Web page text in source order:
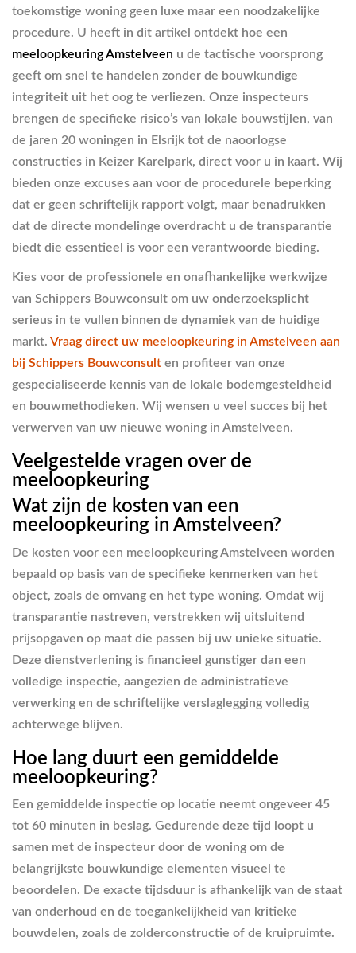
toekomstige woning geen luxe maar een noodzakelijke
procedure. U heeft in dit artikel ontdekt hoe een
meeloopkeuring Amstelveen u de tactische voorsprong
geeft om snel te handelen zonder de bouwkundige
integriteit uit het oog te verliezen. Onze inspecteurs
brengen de specifieke risico’s van lokale bouwstijlen, van
de jaren 20 woningen in Elsrijk tot de naoorlogse
constructies in Keizer Karelpark, direct voor u in kaart. Wij
bieden onze excuses aan voor de procedurele beperking
dat er geen schriftelijk rapport volgt, maar benadrukken
dat de directe mondelinge overdracht u de transparantie
biedt die essentieel is voor een verantwoorde bieding.
Kies voor de professionele en onafhankelijke werkwijze
van Schippers Bouwconsult om uw onderzoeksplicht
serieus in te vullen binnen de dynamiek van de huidige
markt. Vraag direct uw meeloopkeuring in Amstelveen aan
bij Schippers Bouwconsult en profiteer van onze
gespecialiseerde kennis van de lokale bodemgesteldheid
en bouwmethodieken. Wij wensen u veel succes bij het
verwerven van uw nieuwe woning in Amstelveen.
Veelgestelde vragen over de
meeloopkeuring
Wat zijn de kosten van een
meeloopkeuring in Amstelveen?
De kosten voor een meeloopkeuring Amstelveen worden
bepaald op basis van de specifieke kenmerken van het
object, zoals de omvang en het type woning. Omdat wij
transparantie nastreven, verstrekken wij uitsluitend
prijsopgaven op maat die passen bij uw unieke situatie.
Deze dienstverlening is financieel gunstiger dan een
volledige inspectie, aangezien de administratieve
verwerking en de schriftelijke verslaglegging volledig
achterwege blijven.
Hoe lang duurt een gemiddelde
meeloopkeuring?
Een gemiddelde inspectie op locatie neemt ongeveer 45
tot 60 minuten in beslag. Gedurende deze tijd loopt u
samen met de inspecteur door de woning om de
belangrijkste bouwkundige elementen visueel te
beoordelen. De exacte tijdsduur is afhankelijk van de staat
van onderhoud en de toegankelijkheid van kritieke
bouwdelen, zoals de zolderconstructie of de kruipruimte.